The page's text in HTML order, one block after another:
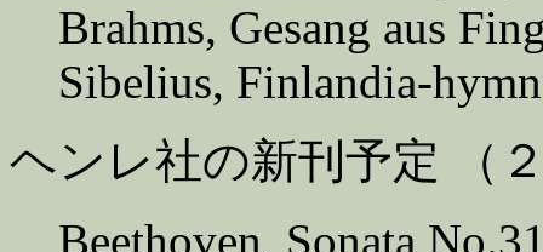
Brahms, Gesang aus
Sibelius, Finlandia-
ヘンレ社の新刊予定 （
Beethoven, Sonata